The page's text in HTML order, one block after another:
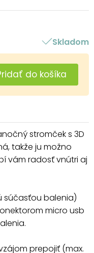
Skladom
do košíka
stromček s 3D
takže ju možno
vám radosť vnútri aj
súčasťou balenia)
micro usb
prepojiť (max.